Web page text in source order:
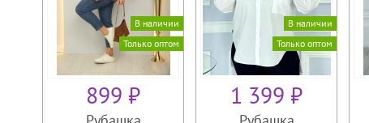
В наличии
Только оптом
899 ₽
В наличии
Только оптом
1 399 ₽